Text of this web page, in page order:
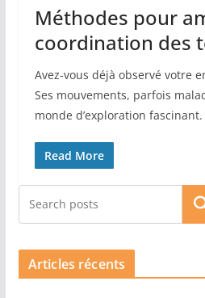
Méthodes pour
coordination des
Avez-vous déjà observé votre
Ses mouvements, parfois
monde d’exploration
Read More
Articles récents